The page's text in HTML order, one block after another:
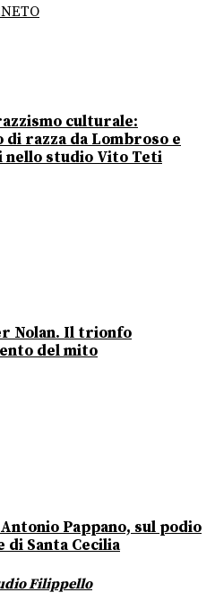
culturale:
di razza da Lombroso e
studio Vito Teti
Nolan. Il trionfo
del mito
Pappano, sul podio
di Santa Cecilia
Filippello